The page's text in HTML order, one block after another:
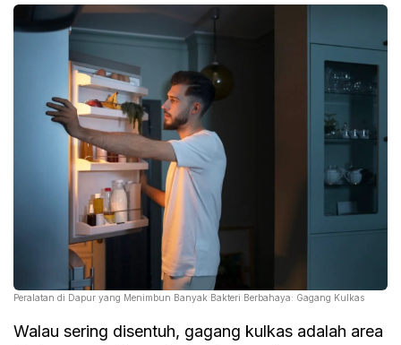
Peralatan di Dapur yang Menimbun Banyak Bakteri Berbahaya: Gagang Kulkas
Walau sering disentuh, gagang kulkas adalah area